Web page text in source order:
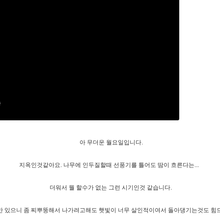
아 무더운 월요일입니다.
지옥인것같아요. 나무에 인두질할때 선풍기를 틀어도 땀이 흐른다는...
더워서 뭘 할수가 없는 그런 시기인것 같습니다.
있으니 좀 찌뿌뚱해서 나가려고해도 햇빛이 너무 살인적이여서 돌아댕기는것도 힘